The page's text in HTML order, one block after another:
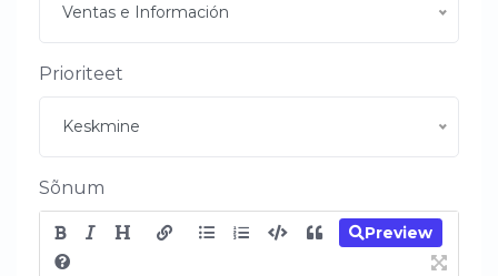
Ventas e Información
Prioriteet
Keskmine
Sõnum
Preview